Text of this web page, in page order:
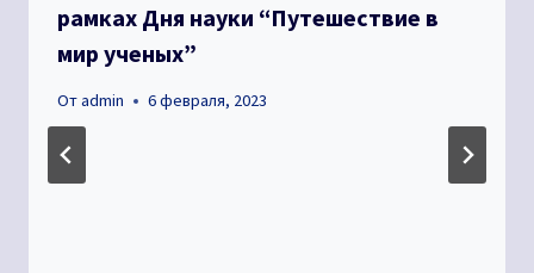
рамках Дня науки “Путешествие в
мир ученых”
Отadmin 6 февраля, 2023